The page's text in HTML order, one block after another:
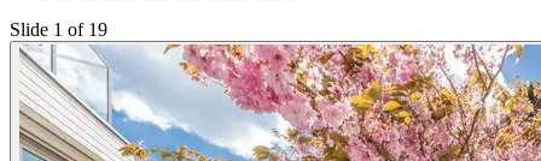
Slide 1 of 19